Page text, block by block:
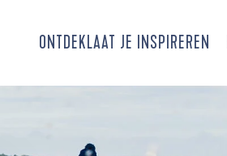
ONTDEKLAAT JE INSPIREREN